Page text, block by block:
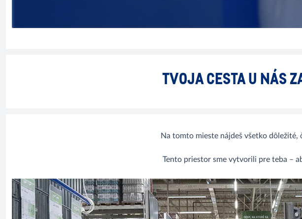
TVOJA CESTA U NÁS
Na tomto mieste nájdeš všetko
Tento priestor sme vytvorili pre teba –